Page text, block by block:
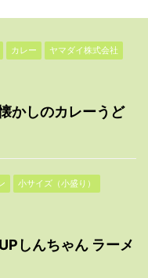
カレー
ヤマダイ株式会社
かしのカレーうど
小サイズ（小盛り）
しんちゃん ラーメ